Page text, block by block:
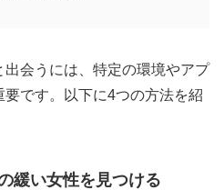
会うには、特定の環境やアプ
要です。以下に4つの方法を紹
緩い女性を見つける